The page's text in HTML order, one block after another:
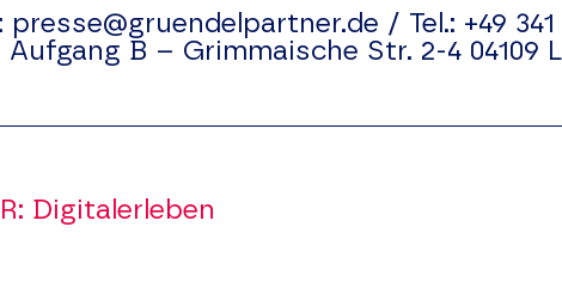
presse@gruendelpartner.de / Tel.: +49
Aufgang B – Grimmaische Str. 2-4 04109
Digitalerleben